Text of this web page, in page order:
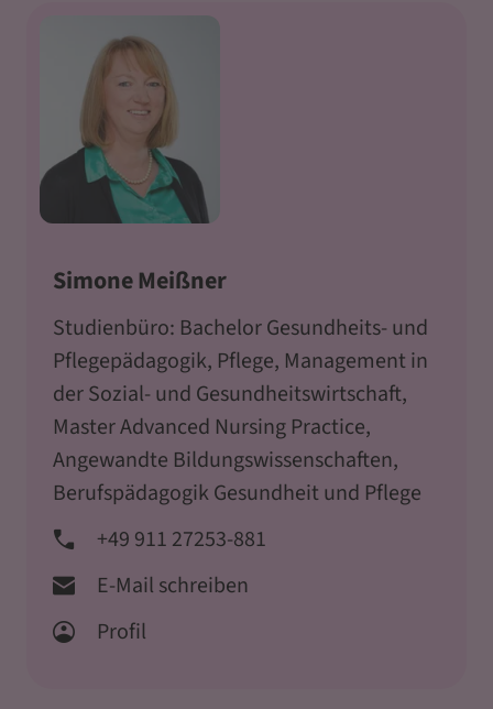
Simone Meißner
Studienbüro: Bachelor Gesundheits- und
Pflegepädagogik, Pflege, Management in
der Sozial- und Gesundheitswirtschaft,
Master Advanced Nursing Practice,
Angewandte Bildungswissenschaften,
Berufspädagogik Gesundheit und Pflege
+49 911 27253-881
E-Mail schreiben
Profil